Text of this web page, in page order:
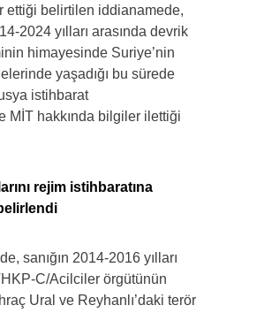
ettiği belirtilen iddianamede,
2024 yılları arasında devrik
himayesinde Suriye’nin
yaşadığı bu sürede
istihbarat
MİT hakkında bilgiler ilettiği
rejim istihbaratına
sanığın 2014-2016 yılları
C/Acilciler örgütünün
Ural ve Reyhanlı’daki terör